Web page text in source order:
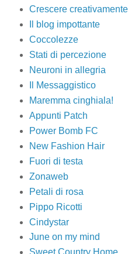
Crescere creativamente
Il blog impottante
Coccolezze
Stati di percezione
Neuroni in allegria
Il Messaggistico
Maremma cinghiala!
Appunti Patch
Power Bomb FC
New Fashion Hair
Fuori di testa
Zonaweb
Petali di rosa
Pippo Ricotti
Cindystar
June on my mind